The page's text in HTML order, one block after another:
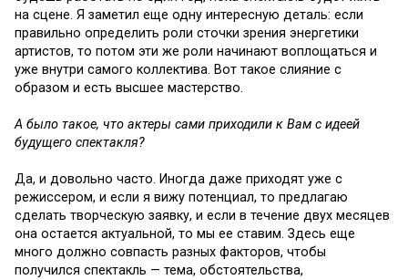
на сцене. Я заметил еще одну интересную деталь: если
правильно определить роли сточки зрения энергетики
артистов, то потом эти же роли начинают воплощаться и
уже внутри самого коллектива. Вот такое слияние с
образом и есть высшее мастерство.
А было такое, что актеры сами приходили к Вам с идеей
будущего спектакля?
Да, и довольно часто. Иногда даже приходят уже с
режиссером, и если я вижу потенциал, то предлагаю
сделать творческую заявку, и если в течение двух месяцев
она остается актуальной, то мы ее ставим. Здесь еще
много должно совпасть разных факторов, чтобы
получился спектакль — тема, обстоятельства,